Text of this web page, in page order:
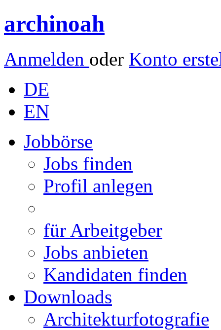
archinoah
Anmelden oder Konto
DE
EN
Jobbörse
Jobs finden
Profil anlegen
für Arbeitgeber
Jobs anbieten
Kandidaten finden
Downloads
Architekturfotografie